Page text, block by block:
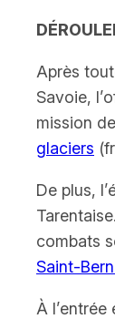
Après
Savoie,
mission
glaciers
De plus,
combats
Saint-
À